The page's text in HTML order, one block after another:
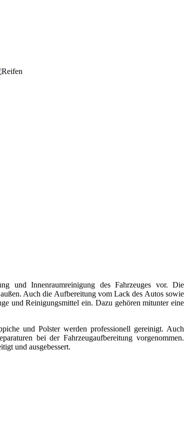
und Innenraumreinigung des Fahrzeuges vor. Die
Auch die Aufbereitung vom Lack des Autos sowie
und Reinigungsmittel ein. Dazu gehören mitunter eine
und Polster werden professionell gereinigt. Auch
bei der Fahrzeugaufbereitung vorgenommen.
und ausgebessert.